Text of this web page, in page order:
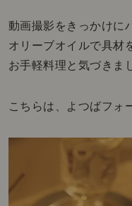
動画撮影をきっかけに
オリーブオイルで具材
お手軽料理と気づきま
こちらは、よつばフォ